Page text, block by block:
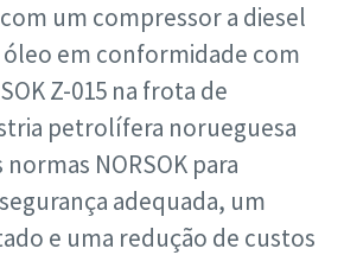
um compressor a diesel
óleo em conformidade com
Z-015 na frota de
petrolífera norueguesa
NORSOK para
adequada, um
e uma redução de custos